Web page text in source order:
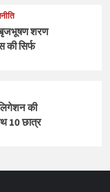
बृजभूषण शरण
की सिर्फ
की
10 छात्र